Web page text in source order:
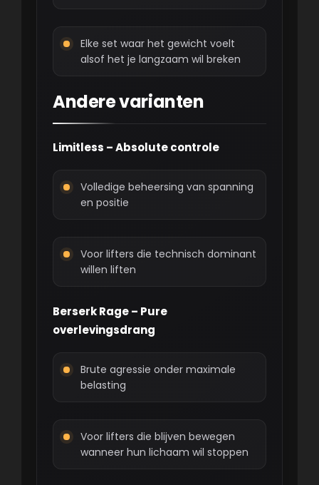
Elke set waar het gewicht voelt
alsof het je langzaam wil breken
Andere varianten
Limitless – Absolute controle
Volledige beheersing van spanning
en positie
Voor lifters die technisch dominant
willen liften
Berserk Rage – Pure
overlevingsdrang
Brute agressie onder maximale
belasting
Voor lifters die blijven bewegen
wanneer hun lichaam wil stoppen